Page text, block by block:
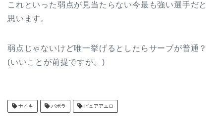
これといった弱点が見当たらない今最も強い選手だと
思います。
弱点じゃないけど唯一挙げるとしたらサーブが普通？
(いいことが前提ですが。)
ナイキ バボラ ピュアアエロ